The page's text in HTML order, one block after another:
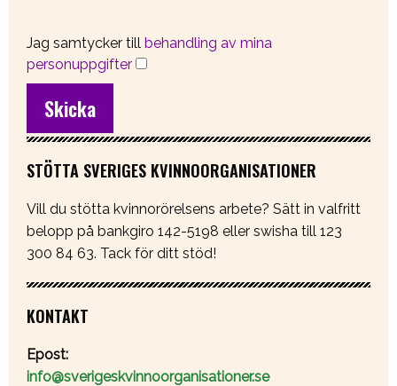
Jag samtycker till behandling av mina
personuppgifter
STÖTTA SVERIGES KVINNOORGANISATIONER
Vill du stötta kvinnorörelsens arbete? Sätt in valfritt
belopp på bankgiro 142-5198 eller swisha till 123
300 84 63. Tack för ditt stöd!
KONTAKT
Epost:
info@sverigeskvinnoorganisationer.se